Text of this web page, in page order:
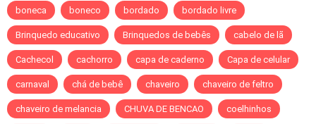
boneca boneco bordado bordado livre
Brinquedo educativo Brinquedos de bebês cabelo de lã
Cachecol cachorro capa de caderno Capa de celular
carnaval chá de bebê chaveiro chaveiro de feltro
chaveiro de melancia CHUVA DE BENCAO coelhinhos